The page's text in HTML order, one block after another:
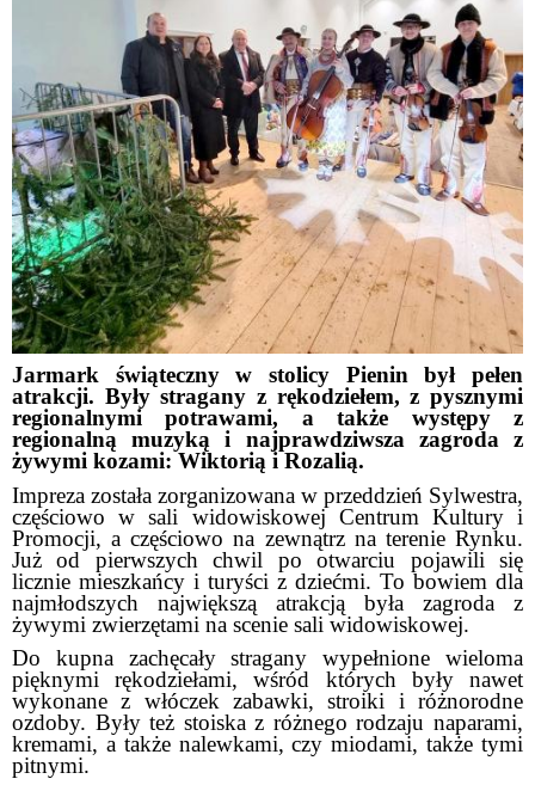
Jarmark świąteczny w stolicy Pienin był pełen
atrakcji. Były stragany z rękodziełem, z pysznymi
regionalnymi potrawami, a także występy z
regionalną muzyką i najprawdziwsza zagroda z
żywymi kozami: Wiktorią i Rozalią.
Impreza została zorganizowana w przeddzień Sylwestra,
częściowo w sali widowiskowej Centrum Kultury i
Promocji, a częściowo na zewnątrz na terenie Rynku.
Już od pierwszych chwil po otwarciu pojawili się
licznie mieszkańcy i turyści z dziećmi. To bowiem dla
najmłodszych największą atrakcją była zagroda z
żywymi zwierzętami na scenie sali widowiskowej.
Do kupna zachęcały stragany wypełnione wieloma
pięknymi rękodziełami, wśród których były nawet
wykonane z włóczek zabawki, stroiki i różnorodne
ozdoby. Były też stoiska z różnego rodzaju naparami,
kremami, a także nalewkami, czy miodami, także tymi
pitnymi.